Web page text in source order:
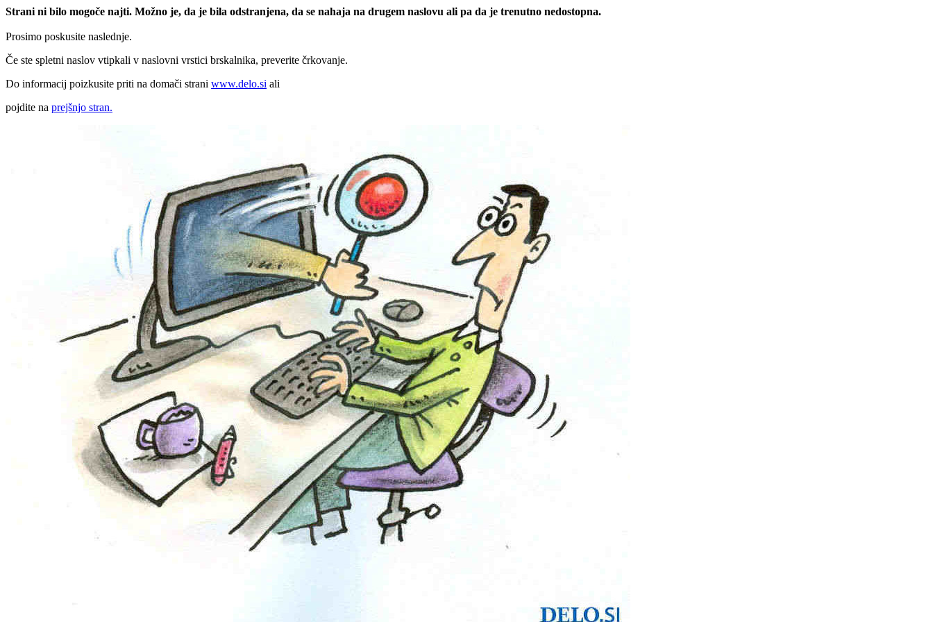
Strani ni bilo mogoče najti. Možno je, da je bila odstranjena, da se nahaja na drugem naslovu ali pa da je trenutno nedostopna.
Prosimo poskusite naslednje.
Če ste spletni naslov vtipkali v naslovni vrstici brskalnika, preverite črkovanje.
Do informacij poizkusite priti na domači strani www.delo.si ali
pojdite na prejšnjo stran.